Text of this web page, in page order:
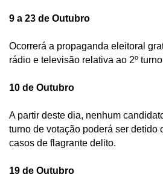
9 a 23 de Outubro
Ocorrerá a propaganda eleitoral
rádio e televisão relativa ao 2º
10 de Outubro
A partir deste dia, nenhum
turno de votação poderá ser detido
casos de flagrante delito.
19 de Outubro